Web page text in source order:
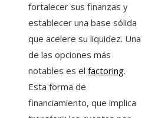
fortalecer sus finanzas y
establecer una base sólida
que acelere su liquidez. Una
de las opciones más
notables es el factoring.
Esta forma de
financiamiento, que implica